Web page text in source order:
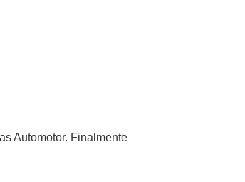
Automotor. Finalmente